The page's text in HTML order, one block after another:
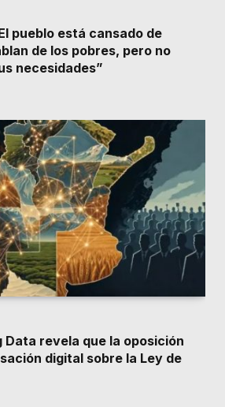
pueblo está cansado de
de los pobres, pero no
necesidades”
Data revela que la oposición
digital sobre la Ley de